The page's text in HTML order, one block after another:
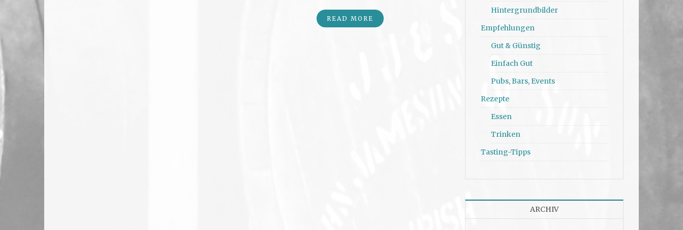
READ MORE
Hintergrundbilder
Empfehlungen
Gut & Günstig
Einfach Gut
Pubs, Bars, Events
Rezepte
Essen
Trinken
Tasting-Tipps
ARCHIV